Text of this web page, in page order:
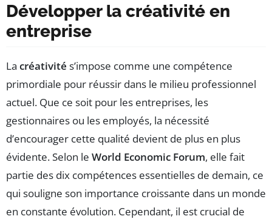
Développer la créativité en
entreprise
La créativité s’impose comme une compétence
primordiale pour réussir dans le milieu professionnel
actuel. Que ce soit pour les entreprises, les
gestionnaires ou les employés, la nécessité
d’encourager cette qualité devient de plus en plus
évidente. Selon le World Economic Forum, elle fait
partie des dix compétences essentielles de demain, ce
qui souligne son importance croissante dans un monde
en constante évolution. Cependant, il est crucial de